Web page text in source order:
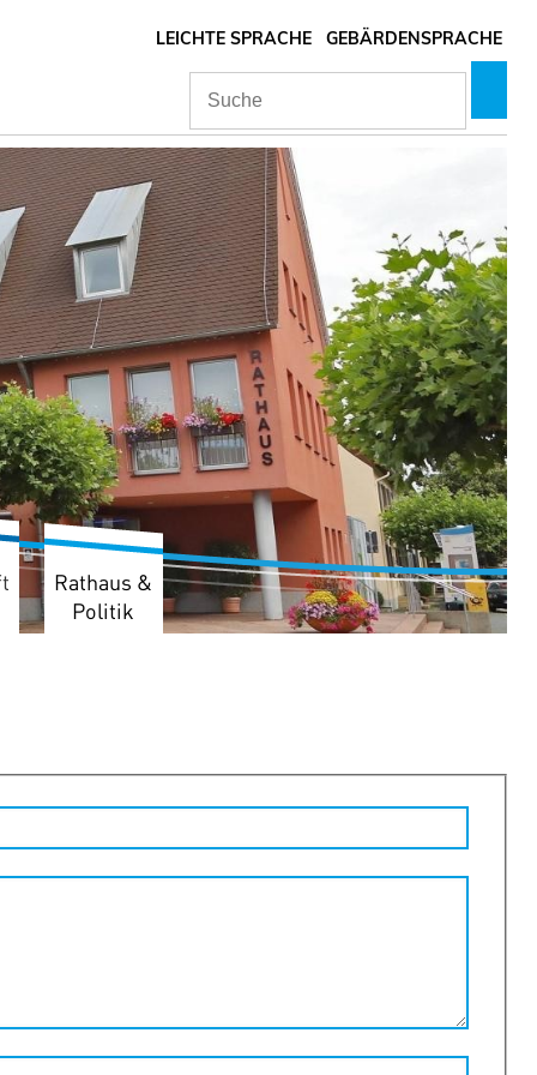
LEICHTE SPRACHE GEBÄRDENSPRACHE
Rathaus &
Politik